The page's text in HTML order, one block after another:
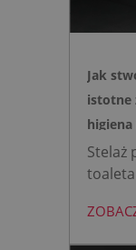
Jak
istotne
higiena
Stelaż
toaleta
mini to